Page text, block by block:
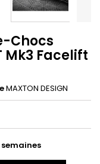
Chocs
Mk3 Facelift
MAXTON DESIGN
semaines